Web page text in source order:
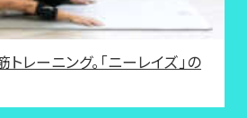
レーニング。「ニーレイズ」の